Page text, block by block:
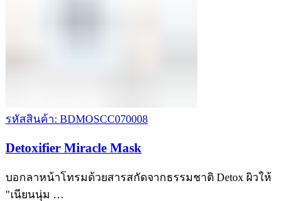
รหัสสินค้า: BDMOSCC070008
Detoxifier Miracle Mask
บอกลาหน้าโทรมด้วยสารสกัดจากธรรมชาติ Detox ผิวให้
"เนียนนุ่ม …